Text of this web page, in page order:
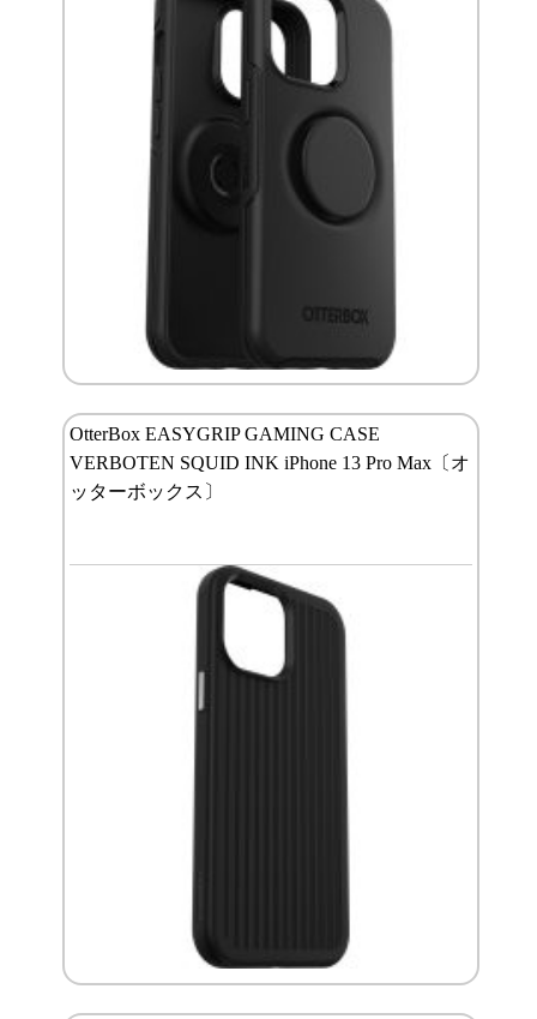
OtterBox EASYGRIP GAMING CASE
VERBOTEN SQUID INK iPhone 13 Pro Max〔オ
ッターボックス〕